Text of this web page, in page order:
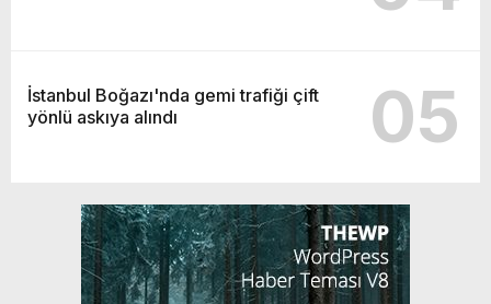
İstanbul Boğazı'nda gemi trafiği çift
yönlü askıya alındı
05